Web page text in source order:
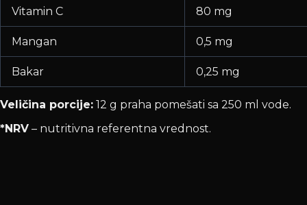
Vitamin C 80 mg
Mangan 0,5 mg
Bakar 0,25 mg
Veličina porcije: 12 g praha pomešati sa 250 ml vode.
*NRV – nutritivna referentna vrednost.